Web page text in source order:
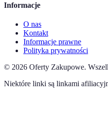
Informacje
O nas
Kontakt
Informacje prawne
Polityka prywatności
© 2026 Oferty Zakupowe.
Niektóre linki są linkami